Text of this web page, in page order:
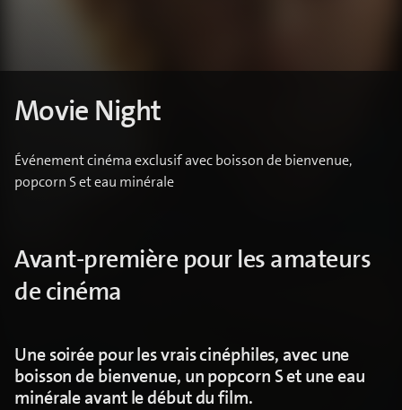
Movie Night
Événement cinéma exclusif avec boisson de bienvenue,
popcorn S et eau minérale
Avant-première pour les amateurs
de cinéma
Une soirée pour les vrais cinéphiles, avec une
boisson de bienvenue, un popcorn S et une eau
minérale avant le début du film.